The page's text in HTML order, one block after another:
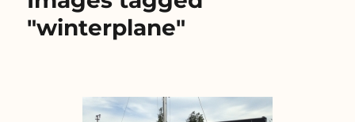
"winterplane"